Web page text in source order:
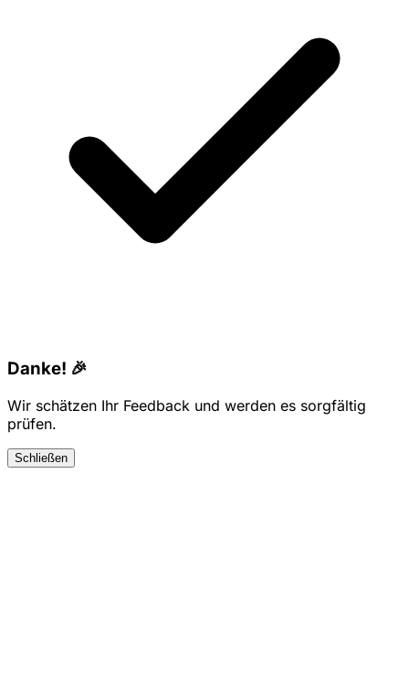
Danke! 🎉
Wir schätzen Ihr Feedback und werden es sorgfältig
prüfen.
Schließen